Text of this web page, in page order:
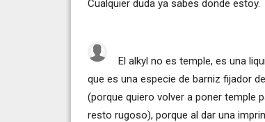
Cualquier duda ya sabes donde estoy.
El alkyl no es temple, es una
que es una especie de barniz fijador
(porque quiero volver a poner temple
resto rugoso), porque al dar una